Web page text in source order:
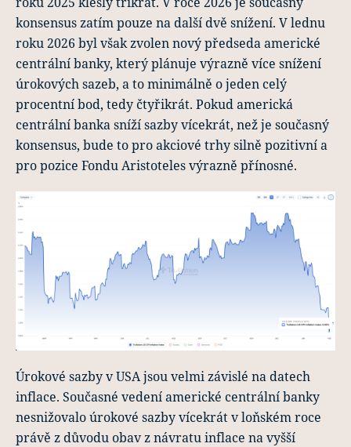
konsensus zatím pouze na další dvě snížení. V lednu
roku 2026 byl však zvolen nový předseda americké
centrální banky, který plánuje výrazně více snížení
úrokových sazeb, a to minimálně o jeden celý
procentní bod, tedy čtyřikrát. Pokud americká
centrální banka sníží sazby vícekrát, než je současný
konsensus, bude to pro akciové trhy silně pozitivní a
pro pozice Fondu Aristoteles výrazně přínosné.
Úrokové sazby v USA jsou velmi závislé na datech
inflace. Současné vedení americké centrální banky
nesnižovalo úrokové sazby vícekrát v loňském roce
právě z důvodu obav z návratu inflace na vyšší